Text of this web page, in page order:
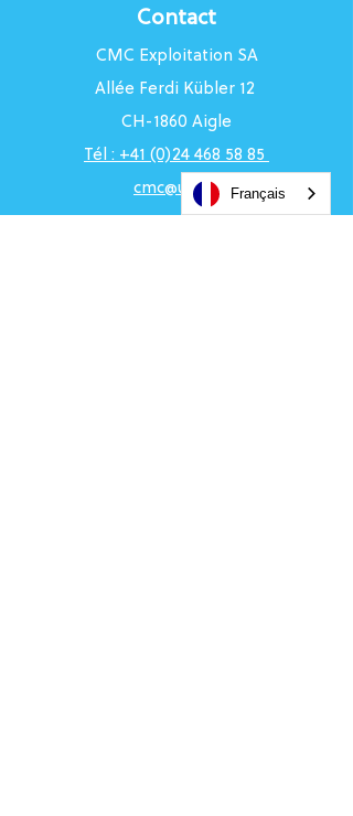
Contact
CMC Exploitation SA
Allée Ferdi Kübler 12
CH-1860 Aigle
Tél : +41 (0)24 468 58 85
cmc@uci.ch
Français